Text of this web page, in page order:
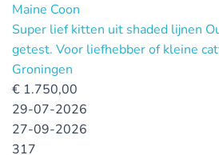
Maine Coon
Super lief kitten uit shaded lijnen
getest. Voor liefhebber of kleine
Groningen
€ 1.750,00
29-07-2026
27-09-2026
317